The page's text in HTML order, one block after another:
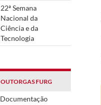
22ª Semana
Nacional da
Ciência e da
Tecnologia
OUTORGAS FURG
Documentação